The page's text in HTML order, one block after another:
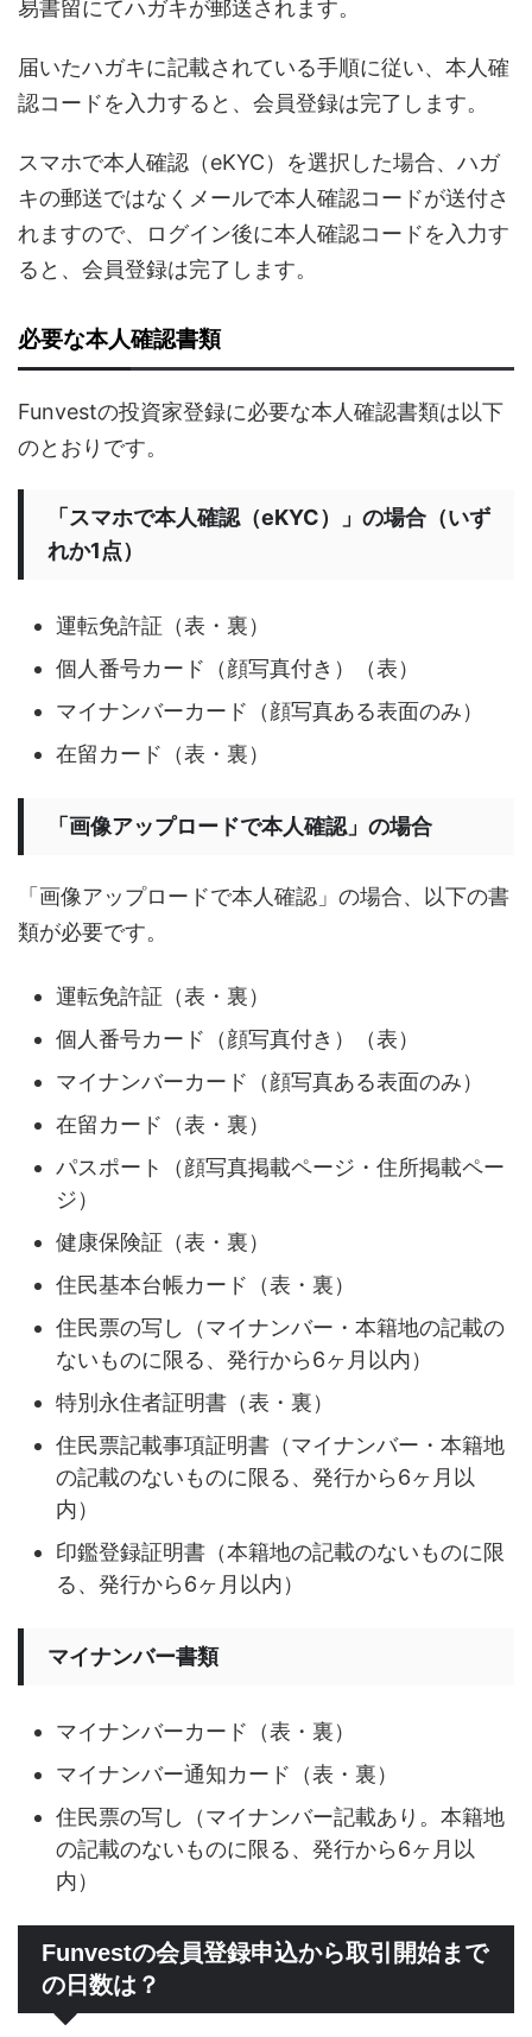
易書留にてハガキが郵送されます。
届いたハガキに記載されている手順に従い、本人確
認コードを入力すると、会員登録は完了します。
スマホで本人確認（eKYC）を選択した場合、ハガ
キの郵送ではなくメールで本人確認コードが送付さ
れますので、ログイン後に本人確認コードを入力す
ると、会員登録は完了します。
必要な本人確認書類
Funvestの投資家登録に必要な本人確認書類は以下
のとおりです。
「スマホで本人確認（eKYC）」の場合（いず
れか1点）
運転免許証（表・裏）
個人番号カード（顔写真付き）（表）
マイナンバーカード（顔写真ある表面のみ）
在留カード（表・裏）
「画像アップロードで本人確認」の場合
「画像アップロードで本人確認」の場合、以下の書
類が必要です。
運転免許証（表・裏）
個人番号カード（顔写真付き）（表）
マイナンバーカード（顔写真ある表面のみ）
在留カード（表・裏）
パスポート（顔写真掲載ページ・住所掲載ペー
ジ）
健康保険証（表・裏）
住民基本台帳カード（表・裏）
住民票の写し（マイナンバー・本籍地の記載の
ないものに限る、発行から6ヶ月以内）
特別永住者証明書（表・裏）
住民票記載事項証明書（マイナンバー・本籍地
の記載のないものに限る、発行から6ヶ月以
内）
印鑑登録証明書（本籍地の記載のないものに限
る、発行から6ヶ月以内）
マイナンバー書類
マイナンバーカード（表・裏）
マイナンバー通知カード（表・裏）
住民票の写し（マイナンバー記載あり。本籍地
の記載のないものに限る、発行から6ヶ月以
内）
Funvestの会員登録申込から取引開始まで
の日数は？